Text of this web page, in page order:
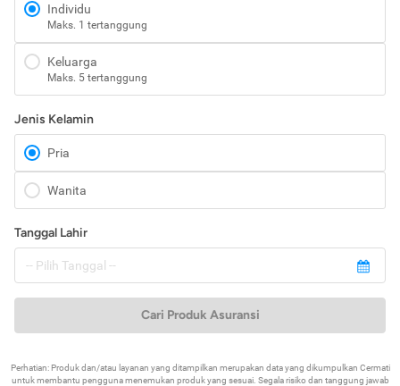
Individu
Maks. 1 tertanggung
Keluarga
Maks. 5 tertanggung
Jenis Kelamin
Pria
Wanita
Tanggal Lahir
Cari Produk Asuransi
Perhatian: Produk dan/atau layanan yang ditampilkan merupakan data yang dikumpulkan Cermati
untuk membantu pengguna menemukan produk yang sesuai. Segala risiko dan tanggung jawab